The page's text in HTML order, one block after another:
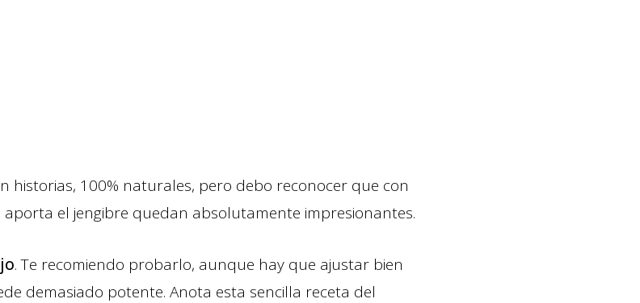
historias, 100% naturales, pero debo reconocer que con
aporta el jengibre quedan absolutamente impresionantes.
. Te recomiendo probarlo, aunque hay que ajustar bien
demasiado potente. Anota esta sencilla receta del